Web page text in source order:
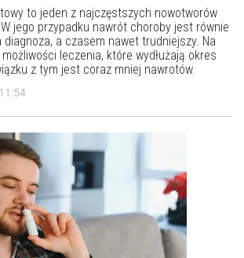
to jeden z najczęstszych nowotworów
W jego przypadku nawrót choroby jest równie
a czasem nawet trudniejszy. Na
leczenia, które wydłużają okres
z tym jest coraz mniej nawrotów.